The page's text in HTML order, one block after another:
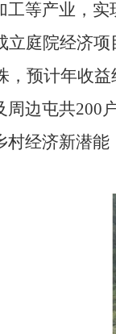
等产业，实
立庭院经济
，预计年收益
周边屯共200
经济新潜能